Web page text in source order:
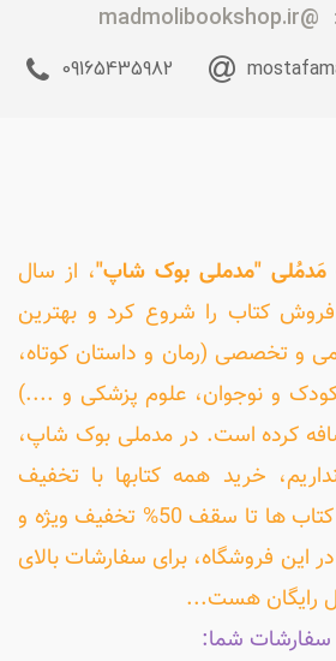
@madmolibookshop.ir
09165435982
مَدمُلی "مدملی بوک شاپ"، از سال
فروش کتاب را شروع کرد و بهترین
و تخصصی (رمان و داستان کوتاه،
و نوجوان، علوم پزشکی و ....)
کرده است. در مدملی بوک شاپ،
خرید همه کتابها با تخفیف
انجام می شود و کلیه کتاب ها تا سقف 50% تخفیف ویژه و
این فروشگاه، برای سفارشات بالای
سفارشات شما: